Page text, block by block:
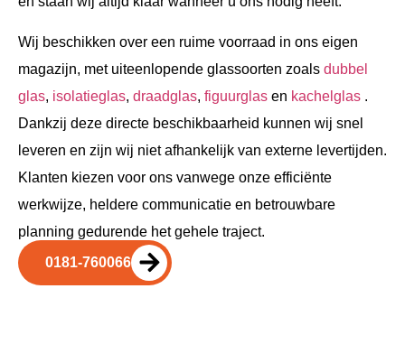
Wij beschikken over een ruime voorraad in ons eigen
magazijn, met uiteenlopende glassoorten zoals dubbel
glas, isolatieglas, draadglas, figuurglas en kachelglas .
Dankzij deze directe beschikbaarheid kunnen wij snel
leveren en zijn wij niet afhankelijk van externe levertijden.
Klanten kiezen voor ons vanwege onze efficiënte
werkwijze, heldere communicatie en betrouwbare
planning gedurende het gehele traject.
0181-760066